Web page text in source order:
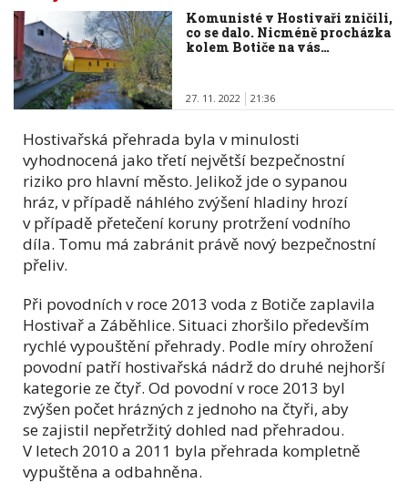
Komunisté v Hostivaři zničili,
co se dalo. Nicméně procházka
kolem Botiče na vás…
27. 11. 2022 21:36
Hostivařská přehrada byla v minulosti
vyhodnocená jako třetí největší bezpečnostní
riziko pro hlavní město. Jelikož jde o sypanou
hráz, v případě náhlého zvýšení hladiny hrozí
v případě přetečení koruny protržení vodního
díla. Tomu má zabránit právě nový bezpečnostní
přeliv.
Při povodních v roce 2013 voda z Botiče zaplavila
Hostivař a Záběhlice. Situaci zhoršilo především
rychlé vypouštění přehrady. Podle míry ohrožení
povodní patří hostivařská nádrž do druhé nejhorší
kategorie ze čtyř. Od povodní v roce 2013 byl
zvýšen počet hrázných z jednoho na čtyři, aby
se zajistil nepřetržitý dohled nad přehradou.
V letech 2010 a 2011 byla přehrada kompletně
vypuštěna a odbahněna.